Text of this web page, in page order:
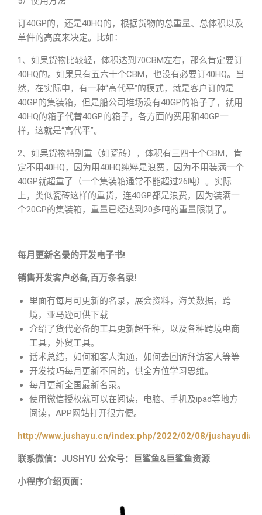
订40GP的，还是40HQ的，根据货物的总重量、总体积以及
单件的高度来决定。比如：
1、如果货物比较轻，体积达到70CBM左右，那么肯定要订
40HQ的。如果只有五六十个CBM，也没有必要订40HQ。当
然，在实际中，有一种“高代平”的模式，就是客户订的是
40GP的集装箱，但是船公司堆场没有40GP的箱子了，就用
40HQ的箱子代替40GP的箱子，各方面的费用和40GP一
样，这就是“高代平”。
2、如果货物特别重（如瓷砖），体积有三四十个CBM，肯
定不用40HQ，因为用40HQ纯粹是浪费，因为不用装满一个
40GP就超重了（一个集装箱通常不能超过26吨）。实际
上，类似瓷砖这样的重货，连40GP都是浪费，因为装满一
个20GP的集装箱，重量已经达到20多吨的重量限制了。
每月更新名录的开发电子书!
销售开发客户必备,百万条名录!
里面有每月可更新的名录，展会资料，海关数据，跨
境，亚马逊可供下载
介绍了货代必备的工具更新超千种，以及各种跨境电商
工具，外贸工具。
话术总结，如何和客人沟通，如何去回访拜访客人等等
开发技巧每月更新不同的，供全方位学习思维。
每月更新全国最新名录。
使用微信授权就可以在阅读，电脑、手机及ipad等地方
阅读，APP网站打开很方便。
http://www.jushayu.cn/index.php/2022/02/08/
联系微信：JUSHYU 公众号：巨鲨鱼&巨鲨鱼资源
小程序介绍页面：